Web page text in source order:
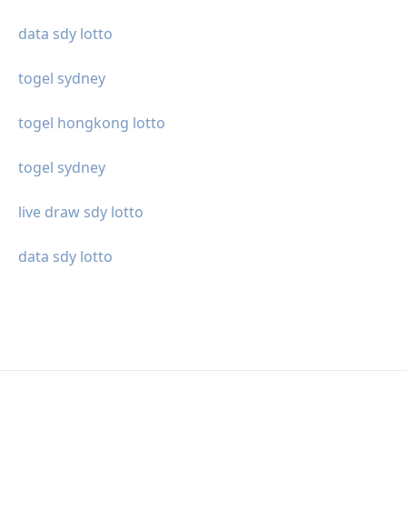
data sdy lotto
togel sydney
togel hongkong lotto
togel sydney
live draw sdy lotto
data sdy lotto